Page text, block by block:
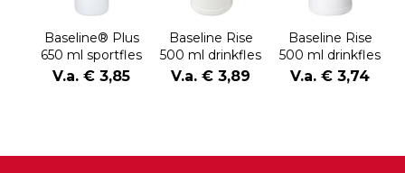
Baseline® Plus
650 ml sportfles
met
kanteldeksel
V.a. € 3,85
Baseline Rise
500 ml drinkfles
met klapdeksel
V.a. € 3,89
Baseline Rise
500 ml drinkfles
V.a. € 3,74